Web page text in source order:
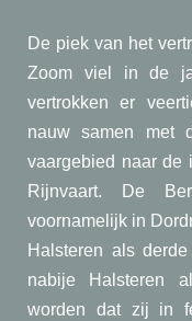
De piek van het
Zoom viel in de
vertrokken er
nauw samen met
vaargebied naar de
Rijnvaart. De
voornamelijk in
Halsteren als
nabije Halsteren
worden dat zij in